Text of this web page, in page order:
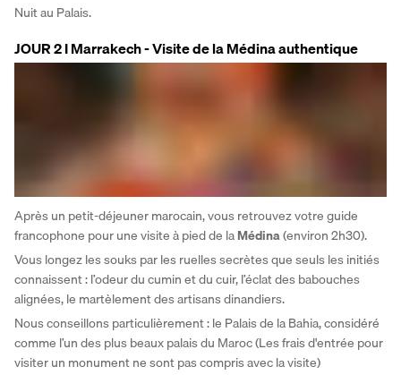
Nuit au Palais.
JOUR 2 I Marrakech - Visite de la Médina authentique
Après un petit-déjeuner marocain, vous retrouvez votre guide
francophone pour une visite à pied de la Médina (environ 2h30).
Vous longez les souks par les ruelles secrètes que seuls les initiés
connaissent : l’odeur du cumin et du cuir, l’éclat des babouches
alignées, le martèlement des artisans dinandiers.
Nous conseillons particulièrement : le Palais de la Bahia, considéré
comme l’un des plus beaux palais du Maroc (Les frais d'entrée pour
visiter un monument ne sont pas compris avec la visite)